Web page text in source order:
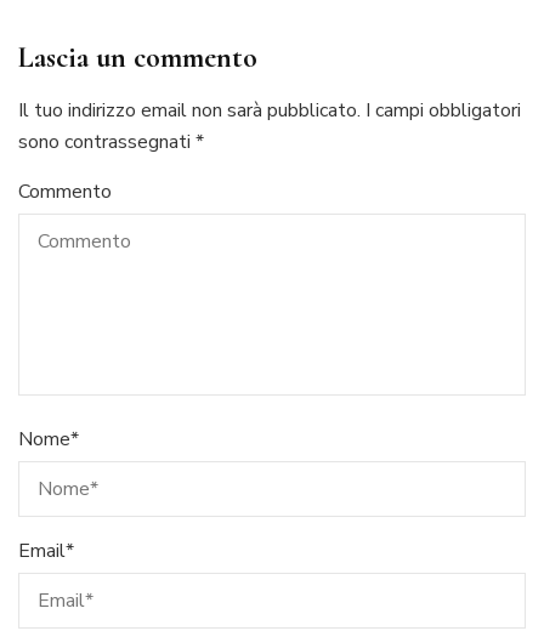
Lascia un commento
Il tuo indirizzo email non sarà pubblicato. I campi obbligatori
sono contrassegnati *
Commento
Nome*
Email*